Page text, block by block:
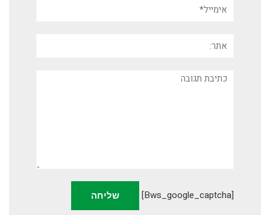
תגובה
[bws_google_captcha]